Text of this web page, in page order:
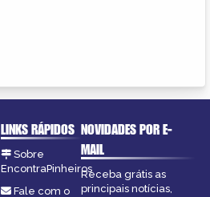
LINKS RÁPIDOS
Sobre
EncontraPinheiros
Fale com o
NOVIDADES POR E-
MAIL
Receba grátis as
principais notícias,